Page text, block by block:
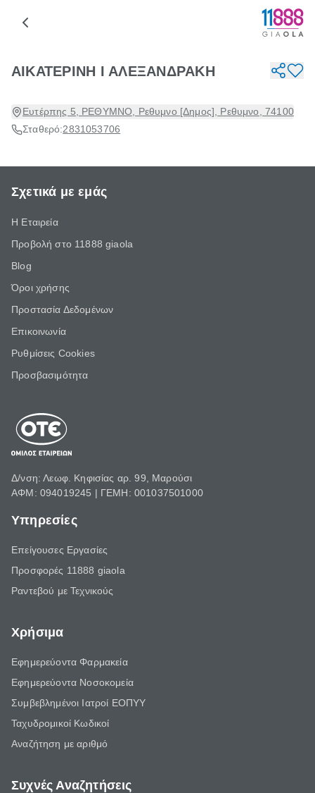
ΑΙΚΑΤΕΡΙΝΗ Ι ΑΛΕΞΑΝΔΡΑΚΗ
Ευτέρπης 5, ΡΕΘΥΜΝΟ, Ρεθυμνο [Δημος], Ρεθυμνο, 74100
Σταθερό:2831053706
Σχετικά με εμάς
Η Εταιρεία
Προβολή στο 11888 giaola
Blog
Όροι χρήσης
Προστασία Δεδομένων
Επικοινωνία
Ρυθμίσεις Cookies
Προσβασιμότητα
Δ/νση: Λεωφ. Κηφισίας αρ. 99, Μαρούσι
ΑΦΜ: 094019245 | ΓΕΜΗ: 001037501000
Υπηρεσίες
Επείγουσες Εργασίες
Προσφορές 11888 giaola
Ραντεβού με Τεχνικούς
Χρήσιμα
Εφημερεύοντα Φαρμακεία
Εφημερεύοντα Νοσοκομεία
Συμβεβλημένοι Ιατροί ΕΟΠΥΥ
Ταχυδρομικοί Κωδικοί
Αναζήτηση με αριθμό
Συχνές Αναζητήσεις